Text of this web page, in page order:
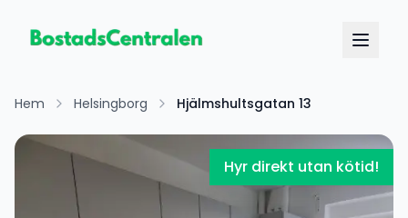
Hem Helsingborg Hjälmshultsgatan 13
Hyr direkt utan kötid!